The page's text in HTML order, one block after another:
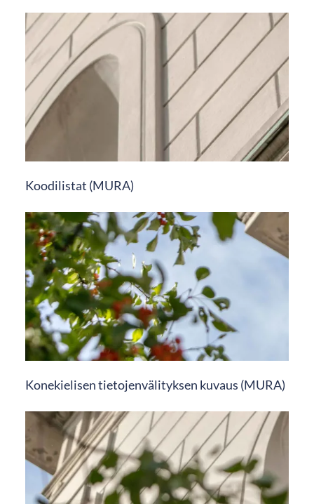
Koodilistat (MURA)
Konekielisen tietojenvälityksen kuvaus (MURA)